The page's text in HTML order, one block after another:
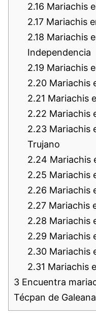
2.16 Mariachis
2.17 Mariachis
2.18 Mariachis
Independencia
2.19 Mariachis
2.20 Mariachis
2.21 Mariachis
2.22 Mariachis
2.23 Mariachis
Trujano
2.24 Mariachis
2.25 Mariachis
2.26 Mariachis
2.27 Mariachis
2.28 Mariachis
2.29 Mariachis
2.30 Mariachis
2.31 Mariachis
3 Encuentra
Técpan de